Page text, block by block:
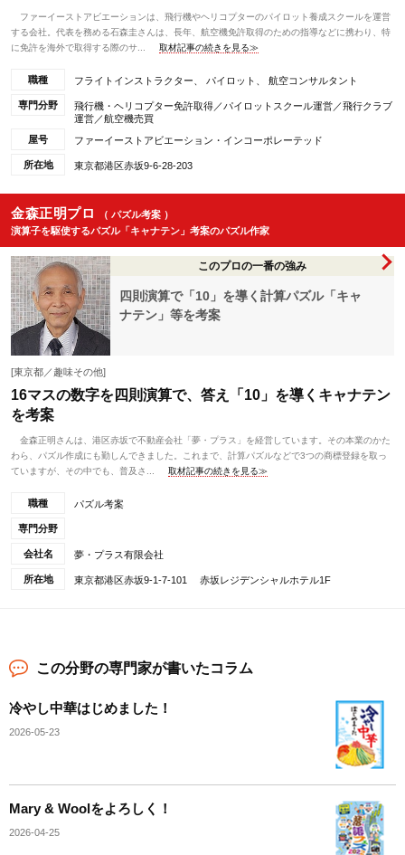
ファーイーストアビエーションは、飛行機やヘリコプターのパイロット養成スクールを運営
する会社。代表を務める石森圭さんは、長年、航空機免許取得のための指導などに携わり、特
に免許を海外で取得する際のサ...
取材記事の続きを見る≫
職種 フライトインストラクター、 パイロット、 航空コンサルタント
専門分野
飛行機・ヘリコプター免許取得／パイロットスクール運営／飛行クラブ
運営／航空機売買
屋号
ファーイーストアビエーション・インコーポレーテッド
所在地 東京都港区赤坂9-6-28-203
金森正明プロ
（ パズル考案 ）
演算子を駆使するパズル「キャナテン」考案のパズル作家
このプロの一番の強み
四則演算で「10」を導く計算パズル「キャ
ナテン」等を考案
[東京都／趣味その他]
16マスの数字を四則演算で、答え「10」を導くキャナテン
を考案
金森正明さんは、港区赤坂で不動産会社「夢・プラス」を経営しています。その本業のかた
わら、パズル作成にも勤しんできました。これまで、計算パズルなどで3つの商標登録を取っ
ていますが、その中でも、普及さ...
取材記事の続きを見る≫
職種 パズル考案
専門分野
会社名 夢・プラス有限会社
所在地 東京都港区赤坂9-1-7-101 赤坂レジデンシャルホテル1F
この分野の専門家が書いたコラム
冷やし中華はじめました！
2026-05-23
Mary & Woolをよろしく！
2026-04-25